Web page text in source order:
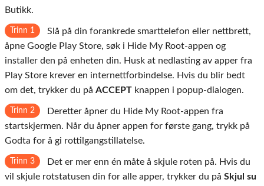
Butikk.
Trinn 1
Slå på din forankrede smarttelefon eller nettbrett,
åpne Google Play Store, søk i Hide My Root-appen og
installer den på enheten din. Husk at nedlasting av apper fra
Play Store krever en internettforbindelse. Hvis du blir bedt
om det, trykker du på ACCEPT knappen i popup-dialogen.
Trinn 2
Deretter åpner du Hide My Root-appen fra
startskjermen. Når du åpner appen for første gang, trykk på
Godta for å gi rottilgangstillatelse.
Trinn 3
Det er mer enn én måte å skjule roten på. Hvis du
vil skjule rotstatusen din for alle apper, trykker du på Skjul su